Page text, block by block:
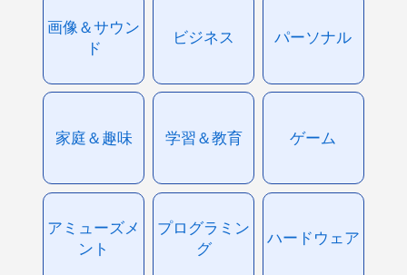
画像＆サウン
ド
ビジネス パーソナル
家庭＆趣味 学習＆教育 ゲーム
アミューズメ
ント
プログラミン
グ
ハードウェア